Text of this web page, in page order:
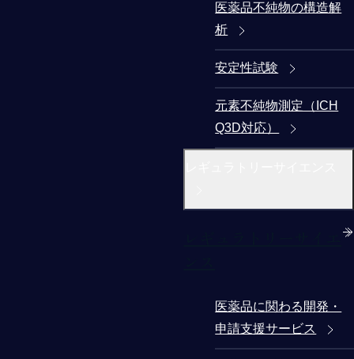
医薬品不純物の構造解
析
安定性試験
元素不純物測定（ICH
Q3D対応）
医薬品に関わる開発・
申請支援サービス